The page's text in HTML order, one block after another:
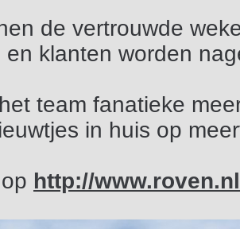
de vertrouwde
en klanten worden
team fanatieke
in huis op
http://www.roven.nl